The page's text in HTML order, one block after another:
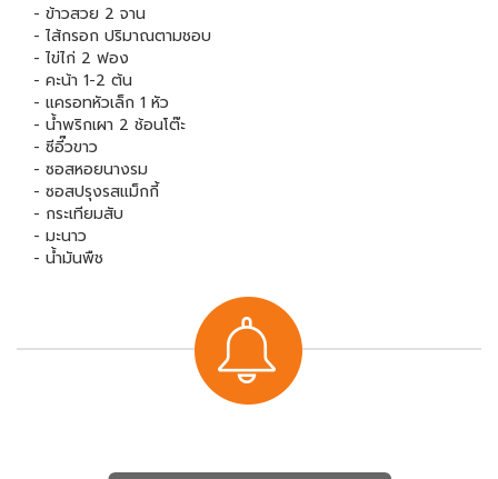
- ข้าวสวย 2 จาน
- ไส้กรอก ปริมาณตามชอบ
- ไข่ไก่ 2 ฟอง
- คะน้า 1-2 ต้น
- แครอทหัวเล็ก 1 หัว
- น้ำพริกเผา 2 ช้อนโต๊ะ
- ซีอี๊วขาว
- ซอสหอยนางรม
- ซอสปรุงรสแม็กกี้
- กระเทียมสับ
- มะนาว
- น้ำมันพืช